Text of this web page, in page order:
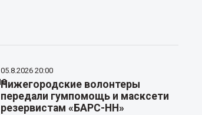
05.8.2026 20:00
Нижегородские волонтеры
передали гумпомощь и масксети
резервистам «БАРС-НН»